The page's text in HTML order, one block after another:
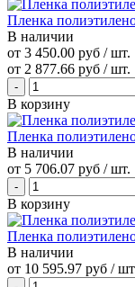
Пленка
В наличии
от 3 450.00 руб / шт.
от 2 877.66 руб / шт.
В корзину
Пленка
В наличии
от 5 706.07 руб / шт.
В корзину
Пленка
В наличии
от 10 595.97 руб /